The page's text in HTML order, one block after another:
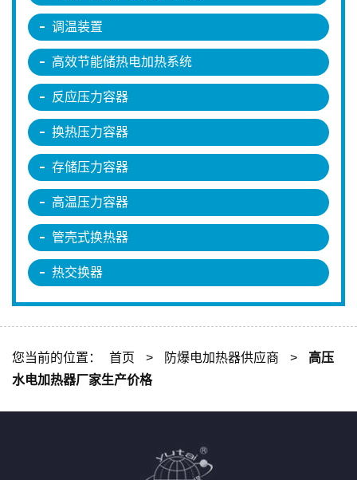
调温装置
高效节能储热电加热系统
反应压力容器
换热压力容器
存储压力容器
高温压力容器
管壳式换热器
热交换器
您当前的位置： 首页 > 防爆电加热器供应商 >
高压
水电加热器厂家生产价格